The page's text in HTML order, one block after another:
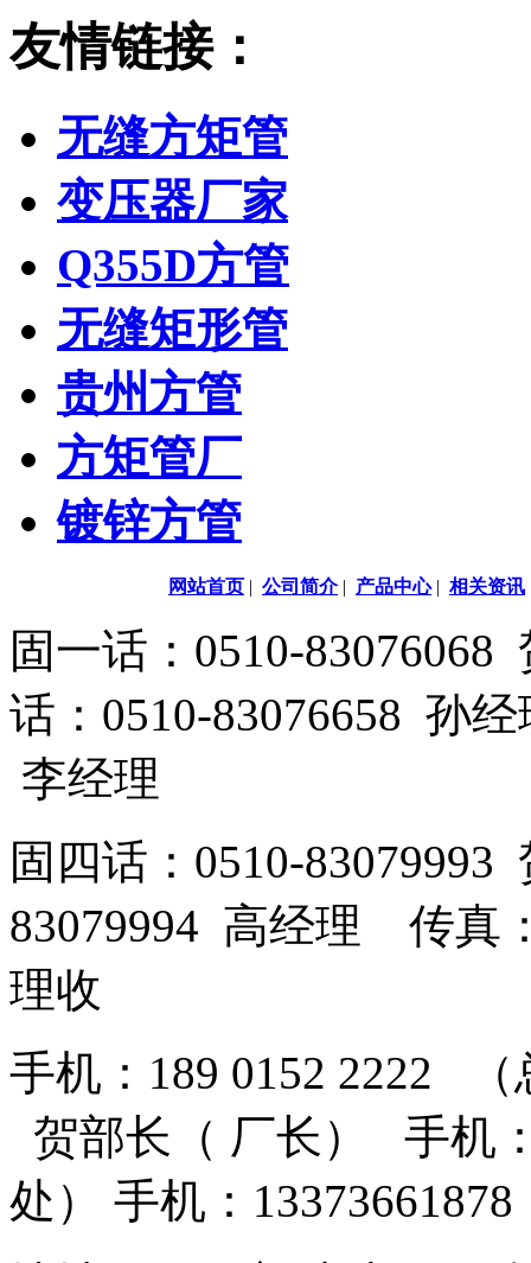
友情链接：
无缝方矩管
变压器厂家
Q355D方管
无缝矩形管
贵州方管
方矩管厂
镀锌方管
网站首页 | 公司简介| 产品中心| 相关资讯
固一话：0510-
话：0510-83076658 孙
李经理
固四话：0510-
83079994 高经理 传真
理收
手机：189 0152 2222 （
贺部长（ 厂长） 手机
处） 手机：